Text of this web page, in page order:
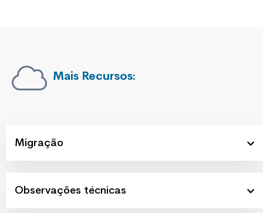
Mais Recursos:
Migração
Observações técnicas